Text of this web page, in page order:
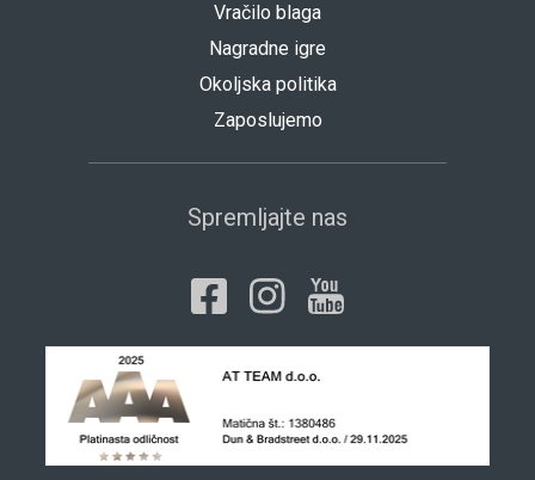
Vračilo blaga
Nagradne igre
Okoljska politika
Zaposlujemo
Spremljajte nas